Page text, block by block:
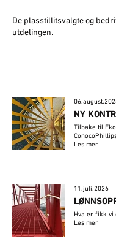
De plasstillitsvalgte og
utdelingen.
NY
Tilbake til
Les mer
11.juli.2026
Hva er fikk vi
Les mer